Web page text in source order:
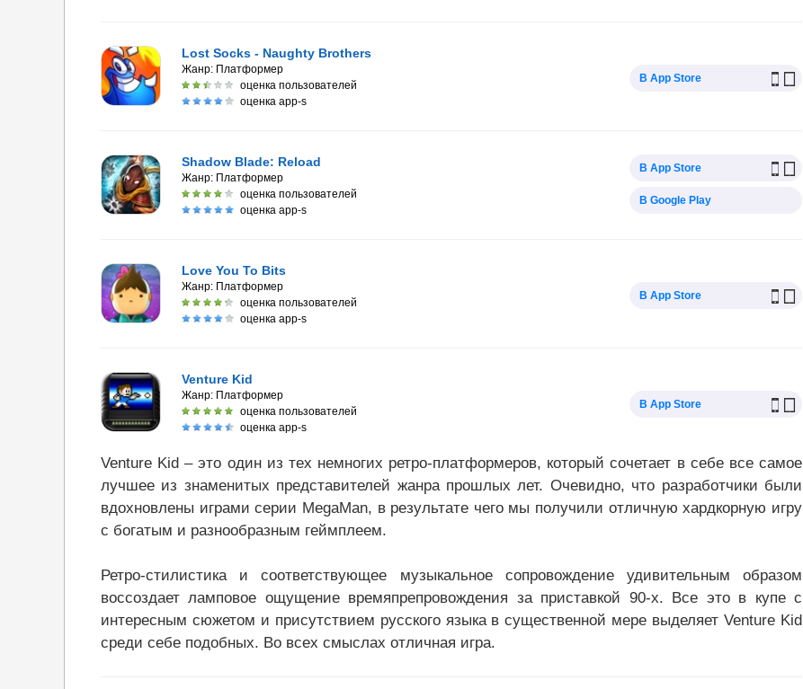
Lost Socks - Naughty Brothers
Жанр: Платформер
оценка пользователей
оценка app-s
В App Store
Shadow Blade: Reload
Жанр: Платформер
оценка пользователей
оценка app-s
В App Store
В Google Play
Love You To Bits
Жанр: Платформер
оценка пользователей
оценка app-s
В App Store
Venture Kid
Жанр: Платформер
оценка пользователей
оценка app-s
В App Store
Venture Kid – это один из тех немногих ретро-платформеров, который сочетает в себе все самое
лучшее из знаменитых представителей жанра прошлых лет. Очевидно, что разработчики были
вдохновлены играми серии MegaMan, в результате чего мы получили отличную хардкорную игру
с богатым и разнообразным геймплеем.
Ретро-стилистика и соответствующее музыкальное сопровождение удивительным образом
воссоздает ламповое ощущение времяпрепровождения за приставкой 90-х. Все это в купе с
интересным сюжетом и присутствием русского языка в существенной мере выделяет Venture Kid
среди себе подобных. Во всех смыслах отличная игра.